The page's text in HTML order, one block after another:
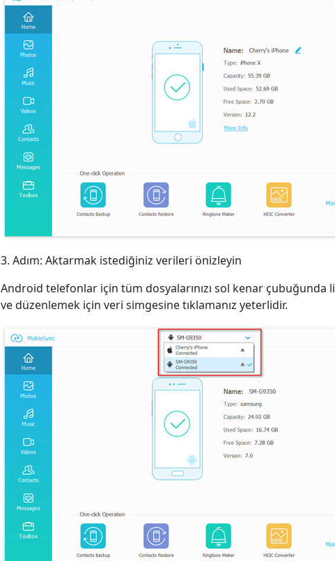
3. Adım: Aktarmak istediğiniz verileri önizleyin
Android telefonlar için tüm dosyalarınızı sol kenar çubuğunda
ve düzenlemek için veri simgesine tıklamanız yeterlidir.